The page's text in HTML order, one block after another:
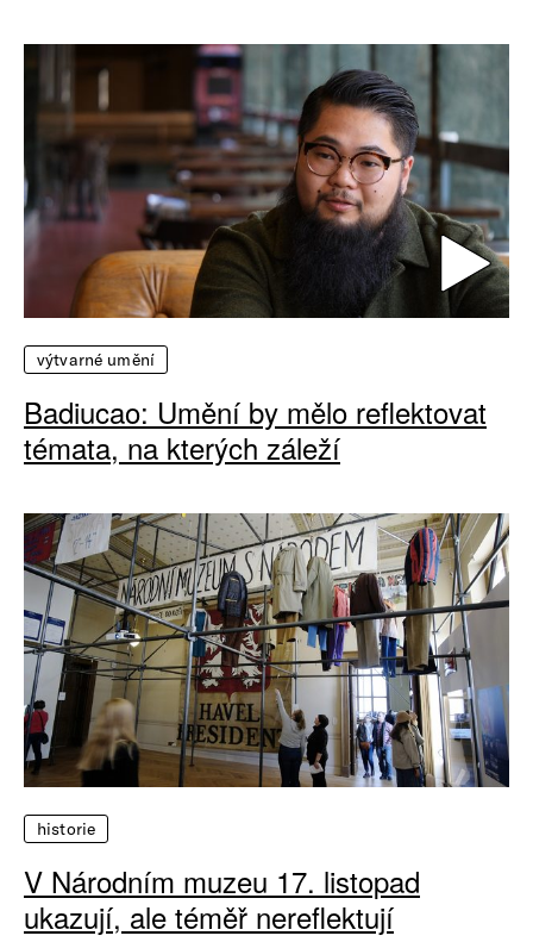
výtvarné umění
Badiucao: Umění by mělo reflektovat
témata, na kterých záleží
historie
V Národním muzeu 17. listopad
ukazují, ale téměř nereflektují